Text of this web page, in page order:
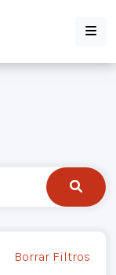
Borrar Filtros